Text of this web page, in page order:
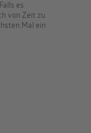
es
von Zeit zu
Mal ein